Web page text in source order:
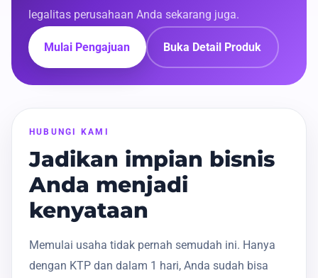
legalitas perusahaan Anda sekarang juga.
Mulai Pengajuan Buka Detail Produk
HUBUNGI KAMI
Jadikan impian bisnis
Anda menjadi
kenyataan
Memulai usaha tidak pernah semudah ini. Hanya
dengan KTP dan dalam 1 hari, Anda sudah bisa